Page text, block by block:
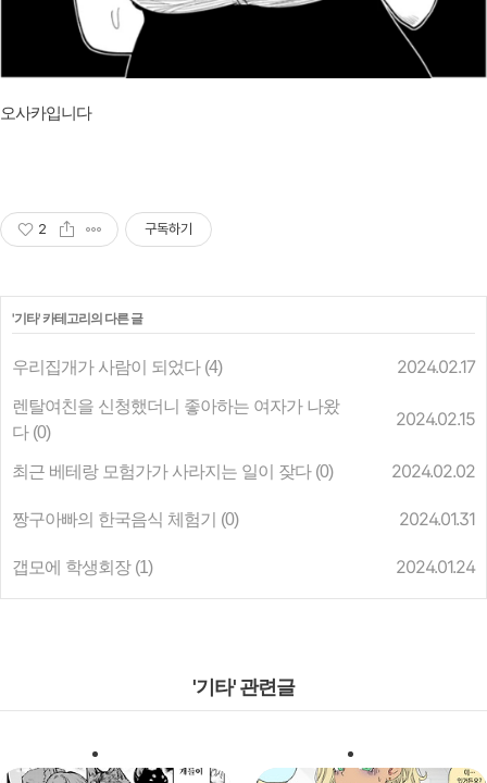
오사카입니다
2 구독하기
'기타' 카테고리의 다른 글
우리집개가 사람이 되었다 (4)
2024.02.17
렌탈여친을 신청했더니 좋아하는 여자가 나왔
다 (0)
2024.02.15
최근 베테랑 모험가가 사라지는 일이 잦다 (0) 2024.02.02
짱구아빠의 한국음식 체험기 (0) 2024.01.31
갭모에 학생회장 (1) 2024.01.24
'기타' 관련글